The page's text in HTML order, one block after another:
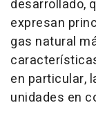
desarrollado,
expresan
gas natural
en particular,
unidades en